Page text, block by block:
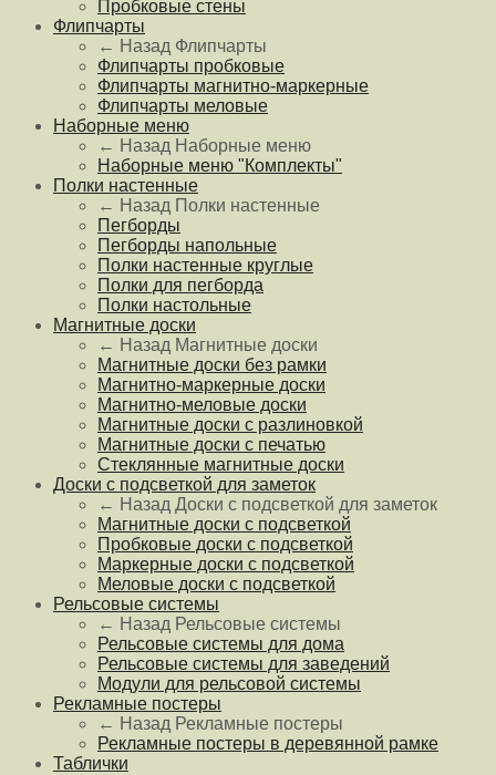
Пробковые стены
Флипчарты
← Назад Флипчарты
Флипчарты пробковые
Флипчарты магнитно-маркерные
Флипчарты меловые
Наборные меню
← Назад Наборные меню
Наборные меню "Комплекты"
Полки настенные
← Назад Полки настенные
Пегборды
Пегборды напольные
Полки настенные круглые
Полки для пегборда
Полки настольные
Магнитные доски
← Назад Магнитные доски
Магнитные доски без рамки
Магнитно-маркерные доски
Магнитно-меловые доски
Магнитные доски с разлиновкой
Магнитные доски с печатью
Стеклянные магнитные доски
Доски с подсветкой для заметок
← Назад Доски с подсветкой для заметок
Магнитные доски с подсветкой
Пробковые доски с подсветкой
Маркерные доски с подсветкой
Меловые доски с подсветкой
Рельсовые системы
← Назад Рельсовые системы
Рельсовые системы для дома
Рельсовые системы для заведений
Модули для рельсовой системы
Рекламные постеры
← Назад Рекламные постеры
Рекламные постеры в деревянной рамке
Таблички